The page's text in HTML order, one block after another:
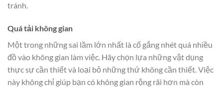
tránh.
Quá tải không gian
Một trong những sai lầm lớn nhất là cố gắng nhét quá nhiều
đồ vào không gian làm việc. Hãy chọn lựa những vật dụng
thực sự cần thiết và loại bỏ những thứ không cần thiết. Việc
này không chỉ giúp bạn có không gian rộng rãi hơn mà còn